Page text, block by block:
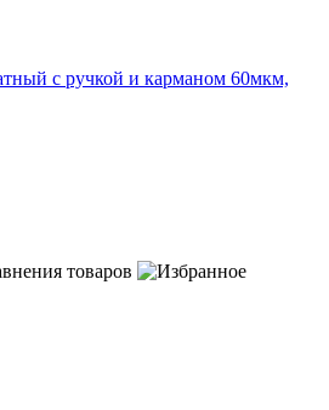
с ручкой и карманом 60мкм,